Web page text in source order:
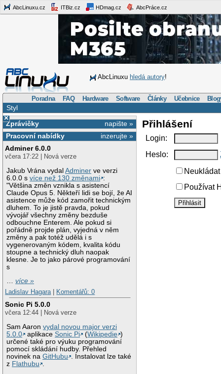
AbcLinuxu.cz ITBiz.cz HDmag.cz AbcPráce.cz
AbcLinuxu hledá autory!
Poradna FAQ Hardware Software Články Učebnice
Styl
×
napište »
Zprávičky
inzerujte »
Pracovní nabídky
Adminer 6.0.0
včera 17:22 | Nová verze
Jakub Vrána vydalAdminer ve verzi
6.0.0 svíce než 130 změnami :
"Většina změn vznikla s asistencí
Claude Opus 5. Někteří lidi se bojí, že AI
asistence může kód zamořit technickým
dluhem. To je jistě pravda, pokud
vývojář všechny změny bezduše
odbouchne Enterem. Ale pokud si
pořádně projde plán, vyjedná v něm
změny a pak totéž udělá i s
vygenerovaným kódem, kvalita kódu
stoupne a technický dluh naopak
klesne. Je to jako párové programování
s
…více »
Ladislav Hagara
Komentářů: 0
Sonic Pi 5.0.0
včera 12:44 | Nová verze
Sam Aaronvydal novou major verzi
5.0.0
aplikaceSonic Pi (Wikipedie )
určené také pro výuku programování
pomocí skládání hudby. Přehled
novinek naGitHubu . Instalovat lze také
z Flathubu .
Přihlášení
Login:
Heslo:
Používat